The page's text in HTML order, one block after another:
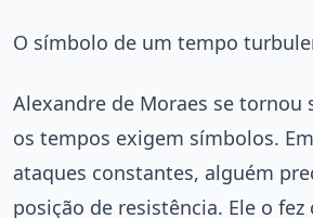
O símbolo de um tempo
Alexandre de Moraes se tornou
os tempos exigem símbolos.
ataques constantes, alguém
posição de resistência. Ele o